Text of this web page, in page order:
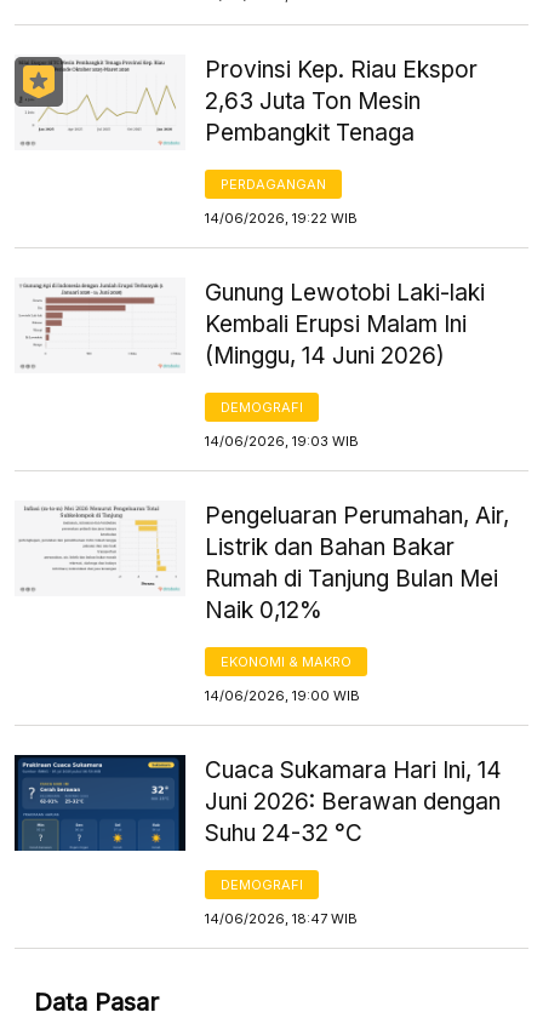
Provinsi Kep. Riau Ekspor
2,63 Juta Ton Mesin
Pembangkit Tenaga
PERDAGANGAN
14/06/2026, 19:22 WIB
Gunung Lewotobi Laki-laki
Kembali Erupsi Malam Ini
(Minggu, 14 Juni 2026)
DEMOGRAFI
14/06/2026, 19:03 WIB
Pengeluaran Perumahan, Air,
Listrik dan Bahan Bakar
Rumah di Tanjung Bulan Mei
Naik 0,12%
EKONOMI & MAKRO
14/06/2026, 19:00 WIB
Cuaca Sukamara Hari Ini, 14
Juni 2026: Berawan dengan
Suhu 24-32 °C
DEMOGRAFI
14/06/2026, 18:47 WIB
Data Pasar